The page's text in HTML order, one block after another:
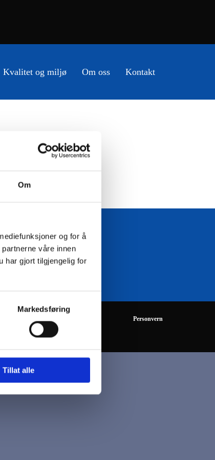
Om
og for å
våre innen
har gjort tilgjengelig for
Markedsføring
Tillat alle
Kvalitet og miljø Om oss Kontakt
Personvern